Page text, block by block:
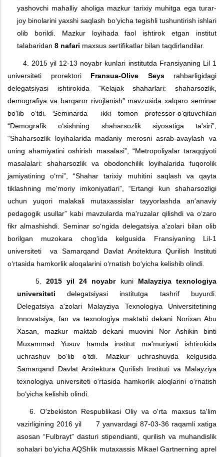
yashovchi mahalliy aholiga mazkur tarixiy muhitga ega turar-
joy binolarini yaxshi saqlash bo‘yicha tegishli tushuntirish ishlari
olib borildi. Mazkur loyihada faol ishtirok etgan institut
talabaridan 8 nafari maxsus sertifikatlar bilan taqdirlandilar.
4. 2015 yil 12-13 noyabr kunlari institutda Fransiyaning Lil 1
universiteti prorektori Fransua-Olive Seysrahbarligidagi
delegatsiyasi ishtirokida “Kelajak shaharlari: shaharsozlik,
demografiya va barqaror rivojlanish” mavzusida xalqaro seminar
bo‘lib o‘tdi. Seminarda ikki tomon professor-o‘qituvchilari
“Demografik o‘sishning shaharsozlik siyosatiga ta'siri”,
“Shaharsozlik loyihalarida madaniy merosni asrab-avaylash va
uning ahamiyatini oshirish masalasi”, “Metropoliyalar taraqqiyoti
masalalari: shaharsozlik va obodonchilik loyihalarida fuqorolik
jamiyatining o‘rni”, “Shahar tarixiy muhitini saqlash va qayta
tiklashning me'moriy imkoniyatlari”, “Ertangi kun shaharsozligi
uchun yuqori malakali mutaxassislar tayyorlashda an'anaviy
pedagogik usullar” kabi mavzularda ma'ruzalar qilishdi va o‘zaro
fikr almashishdi. Seminar so‘ngida delegatsiya a'zolari bilan olib
borilgan muzokara chog‘ida kelgusida Fransiyaning Lil-1
universiteti va Samarqand Davlat Arxitektura Qurilish Instituti
o‘rtasida hamkorlik aloqalarini o‘rnatish bo‘yicha kelishib olindi.
5. 2015 yil 24 noyabrkuni Malayziya texnologiya
universiteti delegatsiyasi institutga tashrif buyurdi.
Delegatsiya a'zolari Malayziya Texnologiya Universitetining
Innovatsiya, fan va texnologiya maktabi dekani Norixan Abu
Xasan, mazkur maktab dekani muovini Nor Ashikin binti
Muxammad Yusuv hamda institut ma'muriyati ishtirokida
uchrashuv bo‘lib o‘tdi. Mazkur uchrashuvda kelgusida
Samarqand Davlat Arxitektura Qurilish Instituti va Malayziya
texnologiya universiteti o‘rtasida hamkorlik aloqlarini o‘rnatish
bo‘yicha kelishib olindi.
6. O'zbekiston Respublikasi Oliy va o'rta maxsus ta'lim
vazirligining 2016 yil 7 yanvardagi 87-03-36 raqamli xatiga
asosan “Fulbrayt” dasturi stipendianti, qurilish va muhandislik
sohalari bo‘yicha AQShlik mutaxassis Mikael Gartnerning aprel